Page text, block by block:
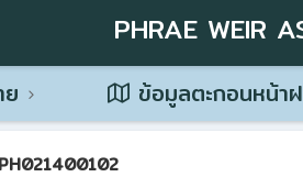
PHRAE WEIR
ข้อมูลตะกอนหน้า